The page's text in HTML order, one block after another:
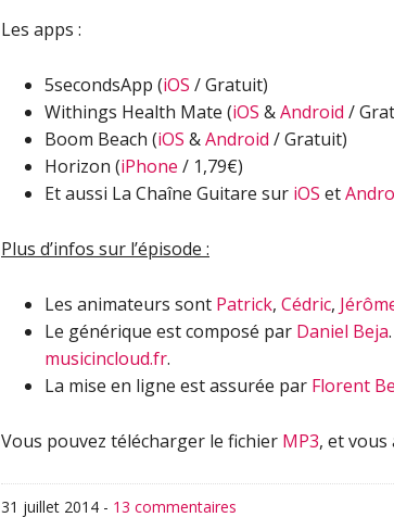
Les apps :
5secondsApp (iOS / Gratuit)
Withings Health Mate (iOS &Android /
Boom Beach (iOS &Android / Gratuit)
Horizon (iPhone / 1,79€)
Et aussi La Chaîne Guitare sur iOS et
Plus d’infos sur l’épisode :
Les animateurs sont Patrick, Cédric,
Le générique est composé par Daniel Beja
musicincloud.fr.
La mise en ligne est assurée par Florent
Vous pouvez télécharger le fichier MP3, et
31 juillet 2014 - 13 commentaires